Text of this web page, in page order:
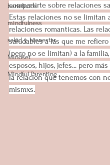
beneficios
mindfulness
salud y bienestar
Mindset
Mindful Parenting
compartirte sobre relaciones
Estas relaciones no se limitan
relaciones romanticas. Las
saludables a las que me
(pero no se limitan) a la
esposos, hijos, jefes... pero
la relacion que tenemos con
mismxs.